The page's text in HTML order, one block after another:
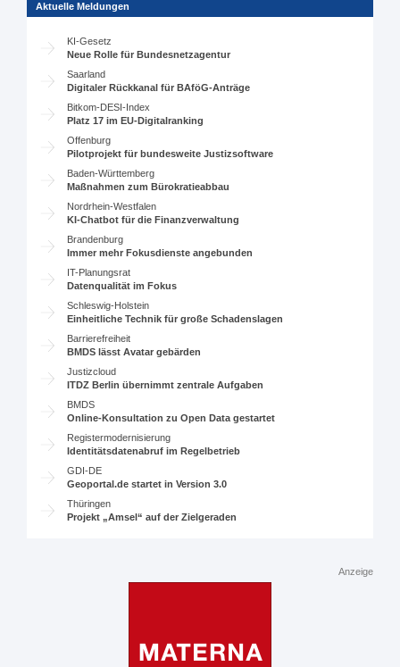
Aktuelle Meldungen
KI-Gesetz
Neue Rolle für Bundesnetzagentur
Saarland
Digitaler Rückkanal für BAföG-Anträge
Bitkom-DESI-Index
Platz 17 im EU-Digitalranking
Offenburg
Pilotprojekt für bundesweite Justizsoftware
Baden-Württemberg
Maßnahmen zum Bürokratieabbau
Nordrhein-Westfalen
KI-Chatbot für die Finanzverwaltung
Brandenburg
Immer mehr Fokusdienste angebunden
IT-Planungsrat
Datenqualität im Fokus
Schleswig-Holstein
Einheitliche Technik für große Schadenslagen
Barrierefreiheit
BMDS lässt Avatar gebärden
Justizcloud
ITDZ Berlin übernimmt zentrale Aufgaben
BMDS
Online-Konsultation zu Open Data gestartet
Registermodernisierung
Identitätsdatenabruf im Regelbetrieb
GDI-DE
Geoportal.de startet in Version 3.0
Thüringen
Projekt „Amsel“ auf der Zielgeraden
Anzeige